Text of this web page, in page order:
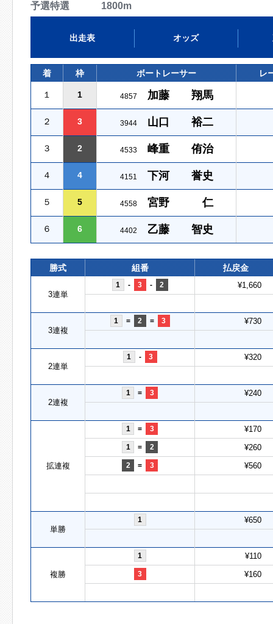
予選特選 1800m
出走表 オッズ
着 枠 ボートレーサー レ
１ 1 4857 加藤 翔馬
２ 3 3944 山口 裕二
３ 2 4533 峰重 侑治
４ 4 4151 下河 誉史
５ 5 4558 宮野 仁
６ 6 4402 乙藤 智史
勝式 組番 払戻金
3連単
1 - 3 - 2 ¥1,660
3連複
1 = 2 = 3 ¥730
2連単
1 - 3 ¥320
2連複
1 = 3 ¥240
拡連複
1 = 3 ¥170
1 = 2 ¥260
2 = 3 ¥560
単勝
1 ¥650
複勝
1 ¥110
3 ¥160